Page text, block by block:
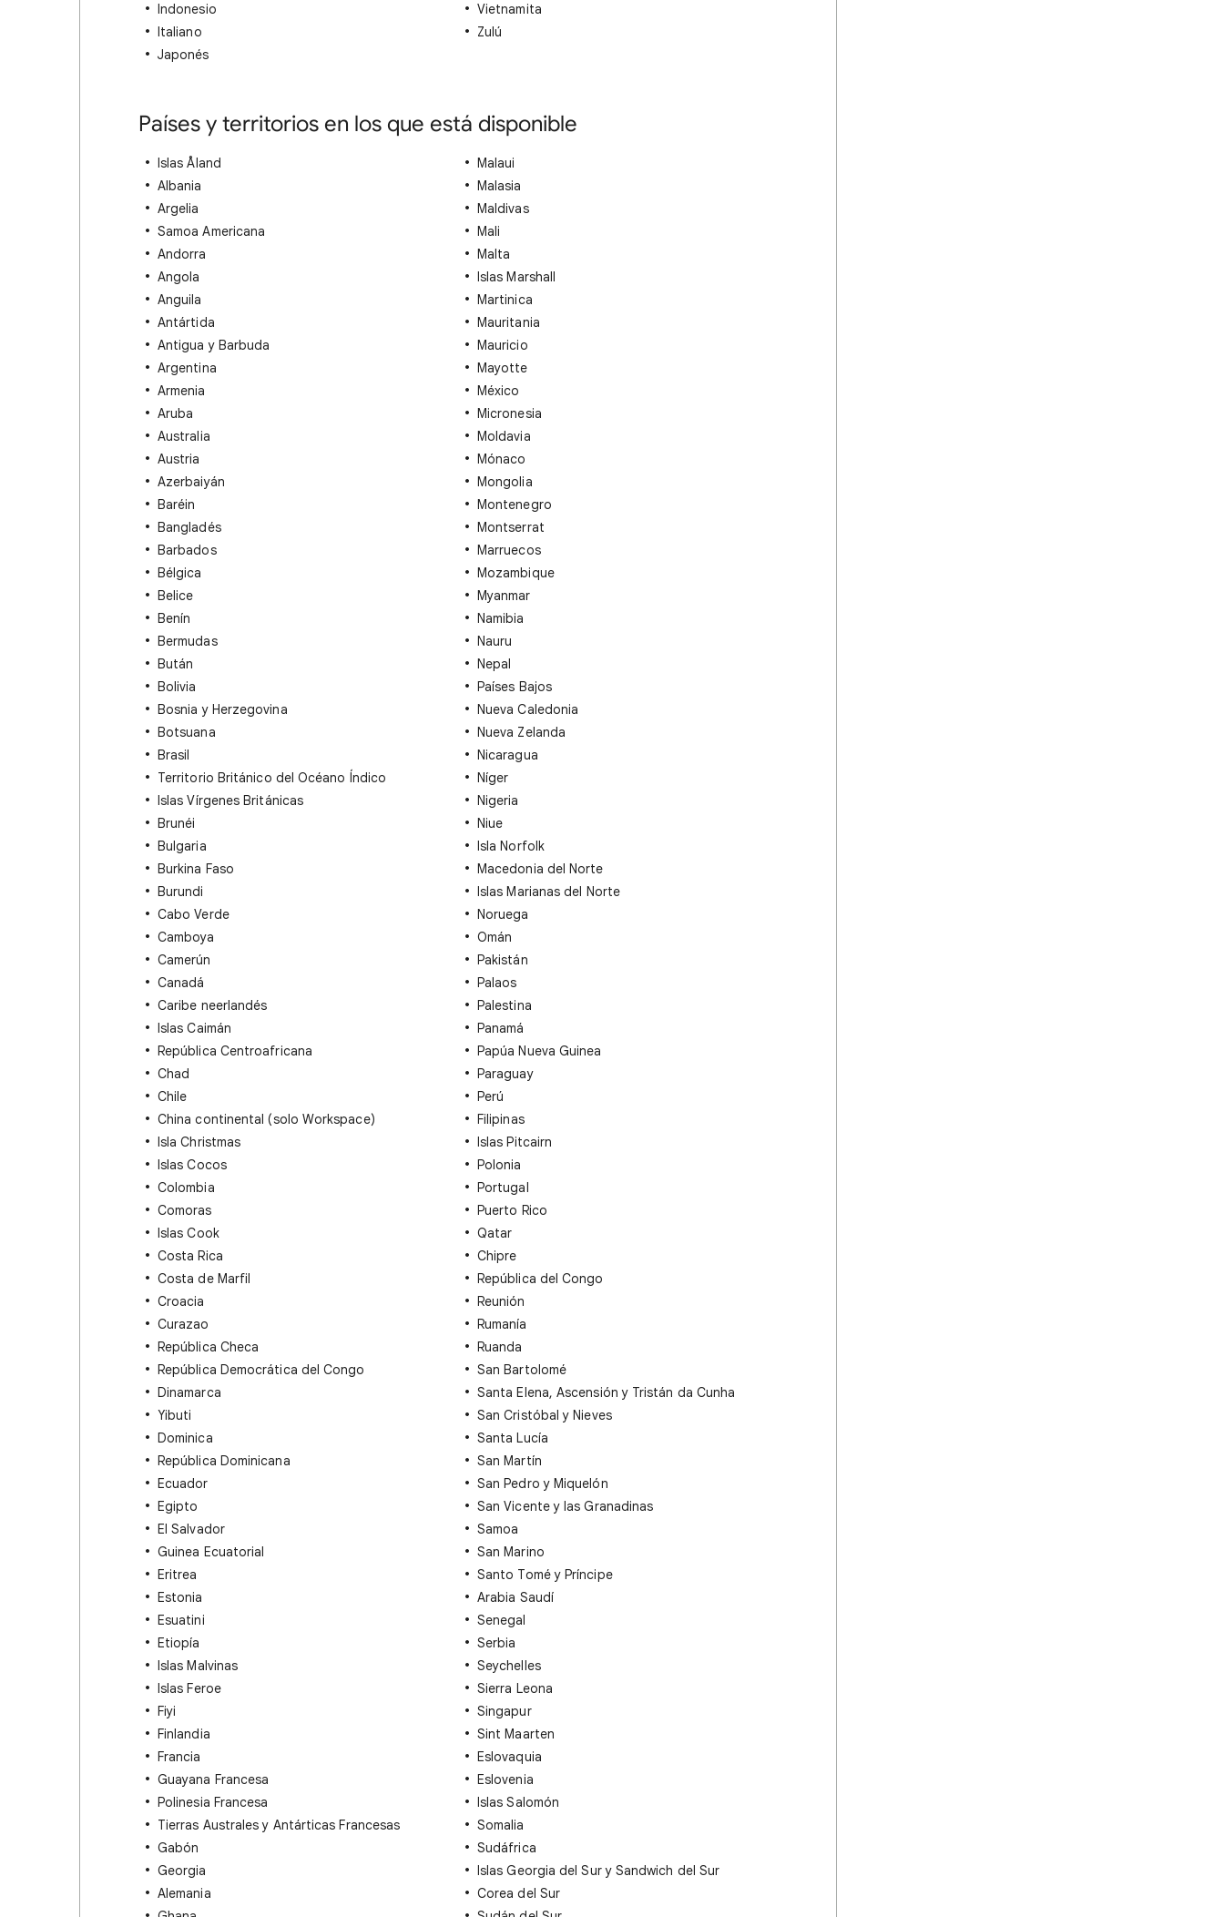
Indonesio
Italiano
Japonés
Vietnamita
Zulú
Países y territorios en los que está disponible
Islas Åland
Albania
Argelia
Samoa Americana
Andorra
Angola
Anguila
Antártida
Antigua y Barbuda
Argentina
Armenia
Aruba
Australia
Austria
Azerbaiyán
Baréin
Bangladés
Barbados
Bélgica
Belice
Benín
Bermudas
Bután
Bolivia
Bosnia y Herzegovina
Botsuana
Brasil
Territorio Británico del Océano Índico
Islas Vírgenes Británicas
Brunéi
Bulgaria
Burkina Faso
Burundi
Cabo Verde
Camboya
Camerún
Canadá
Caribe neerlandés
Islas Caimán
República Centroafricana
Chad
Chile
China continental (solo Workspace)
Isla Christmas
Islas Cocos
Colombia
Comoras
Islas Cook
Costa Rica
Costa de Marfil
Croacia
Curazao
República Checa
República Democrática del Congo
Dinamarca
Yibuti
Dominica
República Dominicana
Ecuador
Egipto
El Salvador
Guinea Ecuatorial
Eritrea
Estonia
Esuatini
Etiopía
Islas Malvinas
Islas Feroe
Fiyi
Finlandia
Francia
Guayana Francesa
Polinesia Francesa
Tierras Australes y Antárticas Francesas
Gabón
Georgia
Alemania
Malaui
Malasia
Maldivas
Mali
Malta
Islas Marshall
Martinica
Mauritania
Mauricio
Mayotte
México
Micronesia
Moldavia
Mónaco
Mongolia
Montenegro
Montserrat
Marruecos
Mozambique
Myanmar
Namibia
Nauru
Nepal
Países Bajos
Nueva Caledonia
Nueva Zelanda
Nicaragua
Níger
Nigeria
Niue
Isla Norfolk
Macedonia del Norte
Islas Marianas del Norte
Noruega
Omán
Pakistán
Palaos
Palestina
Panamá
Papúa Nueva Guinea
Paraguay
Perú
Filipinas
Islas Pitcairn
Polonia
Portugal
Puerto Rico
Qatar
Chipre
República del Congo
Reunión
Rumanía
Ruanda
San Bartolomé
Santa Elena, Ascensión y Tristán da Cunha
San Cristóbal y Nieves
Santa Lucía
San Martín
San Pedro y Miquelón
San Vicente y las Granadinas
Samoa
San Marino
Santo Tomé y Príncipe
Arabia Saudí
Senegal
Serbia
Seychelles
Sierra Leona
Singapur
Sint Maarten
Eslovaquia
Eslovenia
Islas Salomón
Somalia
Sudáfrica
Islas Georgia del Sur y Sandwich del Sur
Corea del Sur